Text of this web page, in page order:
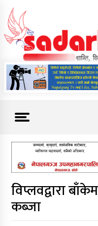
content
News For Nepal
विप्लवद्वारा
कब्जा